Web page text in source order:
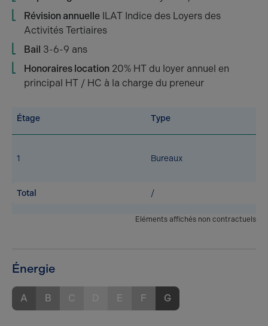
Révision annuelle ILAT Indice des Loyers des
Activités Tertiaires
Bail 3-6-9 ans
Honoraires location 20% HT du loyer annuel en
principal HT / HC à la charge du preneur
Étage Type
1 Bureaux
Total /
Eléments affichés non contractuels
Énergie
A B C E F G